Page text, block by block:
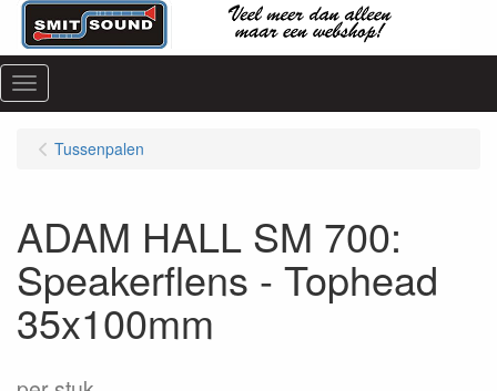
Menu
Tussenpalen
ADAM HALL SM 700:
Speakerflens - Tophead
35x100mm